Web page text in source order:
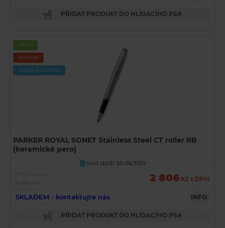
PŘIDAT PRODUKT DO HLÍDACÍHO PSA
Akční
Novinka
Doprava zdarma
PARKER ROYAL SONET Stainless Steel CT roller RB
(keramické pero)
U Kód zboží: 55-06/31511
2 806 Kč s DPH
SKLADEM - kontaktujte nás INFO
PŘIDAT PRODUKT DO HLÍDACÍHO PSA